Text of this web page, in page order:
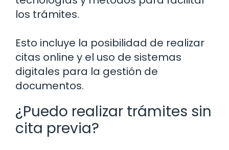
los trámites.
Esto incluye la posibilidad de realizar
citas online y el uso de sistemas
digitales para la gestión de
documentos.
¿Puedo realizar trámites sin
cita previa?